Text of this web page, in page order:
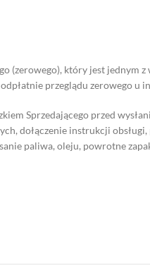
(zerowego), który jest
przeglądu zerowego
Sprzedającego przed
dołączenie instrukcji
paliwa, oleju, powrotne